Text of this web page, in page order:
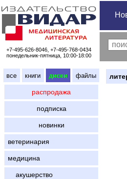
+7-495-626-8046, +7-495-768-0434
понедельник-пятница, 10:00-18:00
все книги диски файлы
распродажа
подписка
новинки
ветеринария
медицина
акушерство